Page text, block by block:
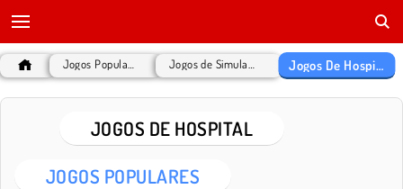
Jogos De Hospital
JOGOS DE HOSPITAL
JOGOS POPULARES